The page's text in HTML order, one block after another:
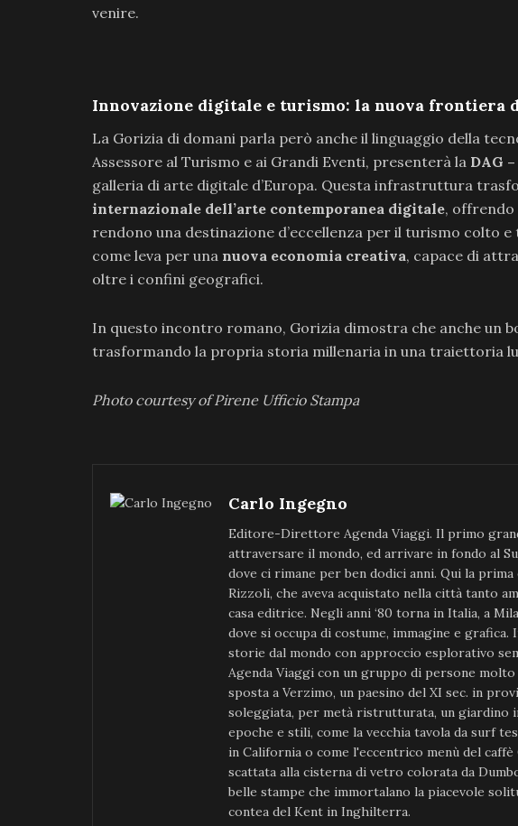
venire.
Innovazione digitale e turismo: la nuova frontiera
La Gorizia di domani parla però anche il linguaggio della
Assessore al Turismo e ai Grandi Eventi, presenterà la DAG
galleria di arte digitale d’Europa. Questa infrastruttura
internazionale dell’arte contemporanea digitale, offrendo
rendono una destinazione d’eccellenza per il turismo colto e
come leva per una nuova economia creativa, capace di
oltre i confini geografici.
In questo incontro romano, Gorizia dimostra che anche un
trasformando la propria storia millenaria in una traiettoria
Photo courtesy of Pirene Ufficio Stampa
Carlo Ingegno
Editore-Direttore Agenda Viaggi. Il primo
attraversare il mondo, ed arrivare in fondo al
dove ci rimane per ben dodici anni. Qui la
Rizzoli, che aveva acquistato nella città tanto
casa editrice. Negli anni ‘80 torna in Italia, a
dove si occupa di costume, immagine e
storie dal mondo con approccio esplorativo
Agenda Viaggi con un gruppo di persone molto
sposta a Verzimo, un paesino del XI sec. in
soleggiata, per metà ristrutturata, un
epoche e stili, come la vecchia tavola da surf
in California o come l'eccentrico menù del
scattata alla cisterna di vetro colorata da
belle stampe che immortalano la piacevole
contea del Kent in Inghilterra.